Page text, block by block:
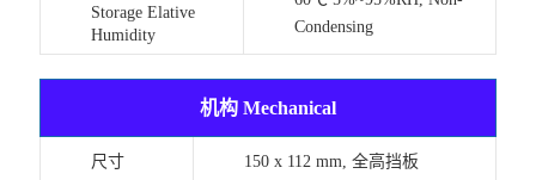
Storage Elative
Humidity
Condensing
机构 Mechanical
尺寸
150 x 112 mm, 全高挡板